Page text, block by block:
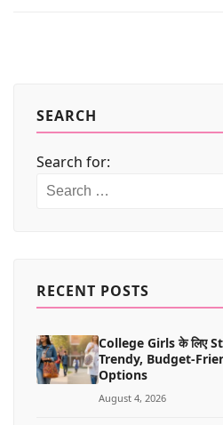
SEARCH
Search for:
RECENT POSTS
College Girls के लिए
Trendy, Budget-
Options
August 4, 2026